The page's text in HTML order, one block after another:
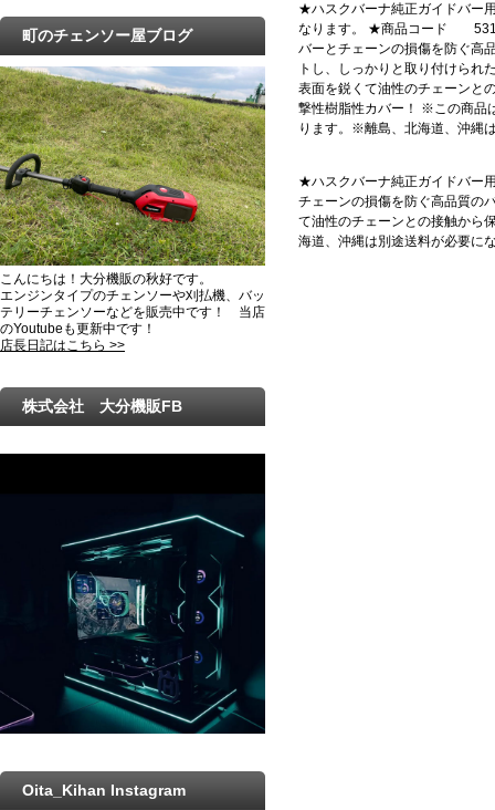
★ハスクバーナ純正ガイドバー
なります。 ★商品コード
バーとチェーンの損傷を防ぐ高
トし、しっかりと取り付けられ
表面を鋭くて油性のチェーンと
撃性樹脂性カバー！ ※この商品
ります。※離島、北海道、沖縄
★ハスクバーナ純正ガイドバ
チェーンの損傷を防ぐ高品質の
て油性のチェーンとの接触から
海道、沖縄は別途送料が必要に
町のチェンソー屋ブログ
こんにちは！大分機販の秋好です。
エンジンタイプのチェンソーや刈払機、バッ
テリーチェンソーなどを販売中です！ 当店
のYoutubeも更新中です！
店長日記はこちら >>
株式会社 大分機販FB
Oita_Kihan Instagram